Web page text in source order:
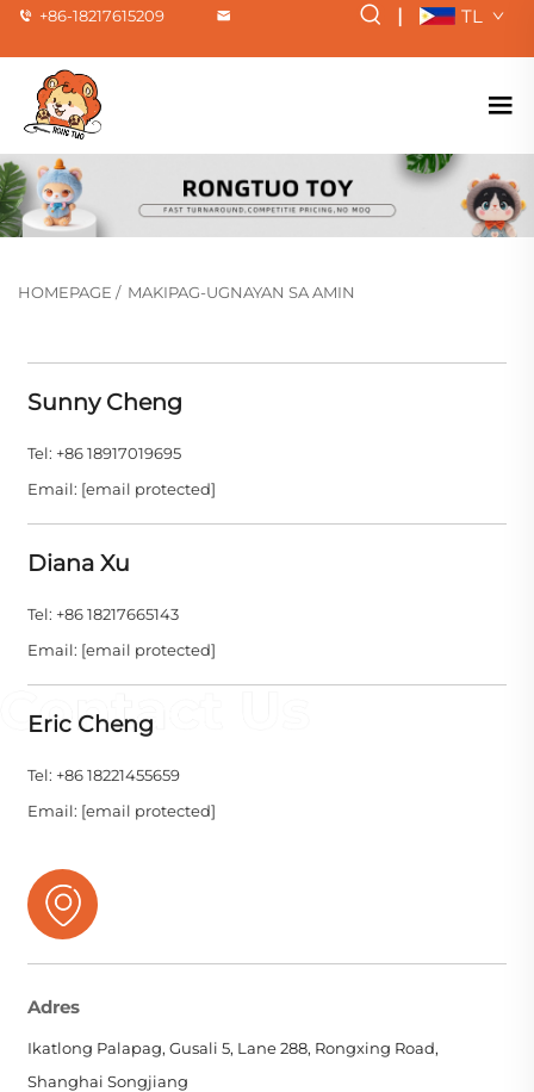
+86-18217615209 | TL
HOMEPAGE / MAKIPAG-UGNAYAN SA AMIN
Sunny Cheng
Tel: +86 18917019695
Email: [email protected]
Diana Xu
Tel: +86 18217665143
Email: [email protected]
Eric Cheng
Tel: +86 18221455659
Email: [email protected]
Adres
Ikatlong Palapag, Gusali 5, Lane 288, Rongxing Road,
Shanghai Songjiang